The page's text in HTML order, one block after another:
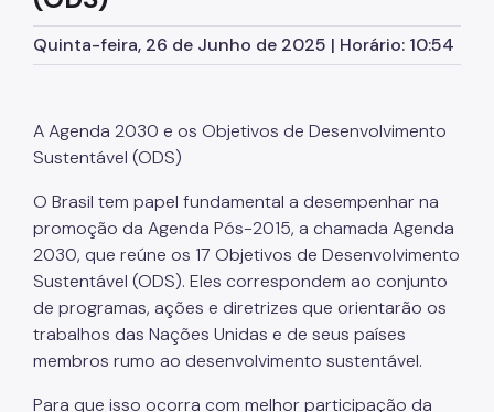
Parques Urbanos
Parques Concessionados
Trilha Interparques
Viveiros Municipais
Educação Ambiental UMAPAZ
Programação
Planetários
Quinta-feira, 26 de Junho de 2025 | Horário: 10:54
A Agenda 2030 e os Objetivos de Desenvolvimento
Sustentável (ODS)
O Brasil tem papel fundamental a desempenhar na
promoção da Agenda Pós-2015, a chamada Agenda
2030, que reúne os 17 Objetivos de Desenvolvimento
Sustentável (ODS). Eles correspondem ao conjunto
de programas, ações e diretrizes que orientarão os
trabalhos das Nações Unidas e de seus países
membros rumo ao desenvolvimento sustentável.
Para que isso ocorra com melhor participação da